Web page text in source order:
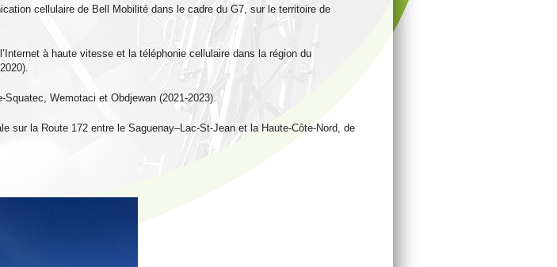
cellulaire de Bell Mobilité dans le cadre du G7, sur le territoire de
à haute vitesse et la téléphonie cellulaire dans la région du
Wemotaci et Obdjewan (2021-2023).
sur la Route 172 entre le Saguenay–Lac-St-Jean et la Haute-Côte-Nord, de